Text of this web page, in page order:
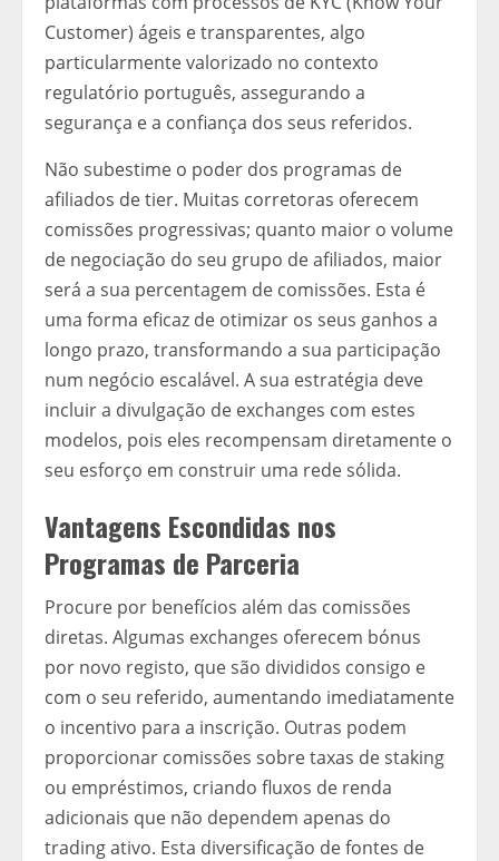
Customer) ágeis e transparentes, algo
particularmente valorizado no contexto
regulatório português, assegurando a
segurança e a confiança dos seus referidos.
Não subestime o poder dos programas de
afiliados de tier. Muitas corretoras oferecem
comissões progressivas; quanto maior o volume
de negociação do seu grupo de afiliados, maior
será a sua percentagem de comissões. Esta é
uma forma eficaz de otimizar os seus ganhos a
longo prazo, transformando a sua participação
num negócio escalável. A sua estratégia deve
incluir a divulgação de exchanges com estes
modelos, pois eles recompensam diretamente o
seu esforço em construir uma rede sólida.
Vantagens Escondidas nos
Programas de Parceria
Procure por benefícios além das comissões
diretas. Algumas exchanges oferecem bónus
por novo registo, que são divididos consigo e
com o seu referido, aumentando imediatamente
o incentivo para a inscrição. Outras podem
proporcionar comissões sobre taxas de staking
ou empréstimos, criando fluxos de renda
adicionais que não dependem apenas do
trading ativo. Esta diversificação de fontes de